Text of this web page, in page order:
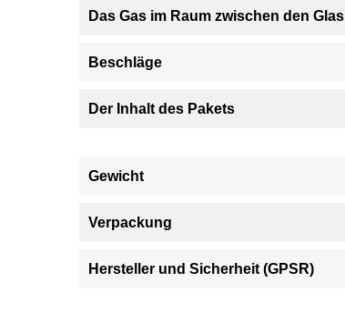
Das Gas im Raum zwischen den Glas
Beschläge
Der Inhalt des Pakets
Gewicht
Verpackung
Hersteller und Sicherheit (GPSR)